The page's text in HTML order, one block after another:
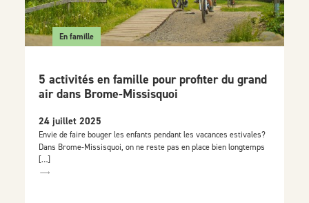
En famille
5 activités en famille pour profiter du grand
air dans Brome-Missisquoi
24 juillet 2025
Envie de faire bouger les enfants pendant les vacances estivales?
Dans Brome-Missisquoi, on ne reste pas en place bien longtemps
[…]